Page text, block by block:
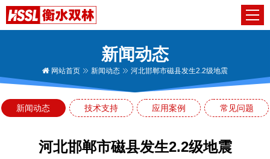
新闻动态
网站首页 新闻动态 河北邯郸市磁县发生2.2级地震
新闻动态 技术支持 应用案例 常见问题
河北邯郸市磁县发生2.2级地震